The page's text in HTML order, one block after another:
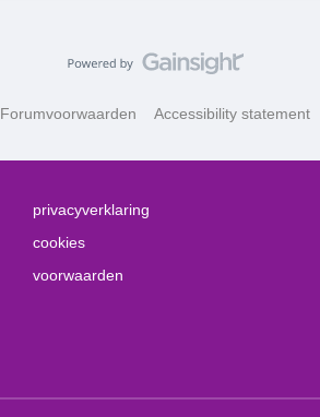
Forumvoorwaarden Accessibility statement
privacyverklaring
cookies
voorwaarden